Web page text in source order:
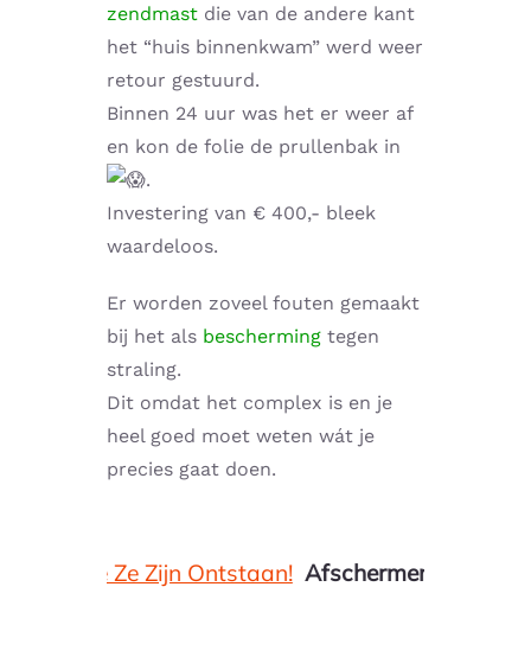
zendmastdie van de andere kant
het “huis binnenkwam” werd weer
retour gestuurd.
Binnen 24 uur was het er weer af
en kon de folie de prullenbak in
.
Investering van € 400,- bleek
waardeloos.
Er worden zoveel fouten gemaakt
bij het als bescherming tegen
straling.
Dit omdat het complex is en je
heel goed moet weten wát je
precies gaat doen.
Zijn Ontstaan! Afschermen Is Vaak Handelen